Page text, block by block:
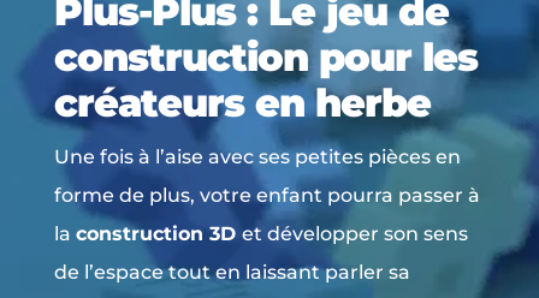
Plus-Plus : Le jeu de
construction pour les
créateurs en herbe
Une fois à l’aise avec ses petites pièces en
forme de plus, votre enfant pourra passer à
la construction 3D et développer son sens
de l’espace tout en laissant parler sa